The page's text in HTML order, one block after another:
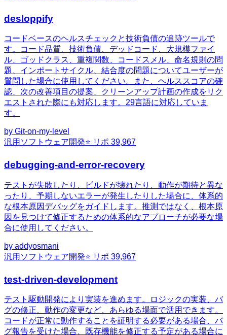
desloppify
コードベースのヘルスチェックと技術負債の追跡ツールで
す。コード品質、技術負債、デッドコード、大規模ファイ
ル、ゴッドクラス、重複関数、コードスメル、命名規則の問
題、インポートサイクル、結合度の問題についてユーザーが
質問した場合に使用してください。また、ヘルススコアの確
認、次の改善項目の提案、クリーンアップ計画の作成をリク
エストされた際にも対応します。29言語に対応していま
す。
by Git-on-my-level
汎用 ソフトウェア開発⭐ リポ 39,967
debugging-and-error-recovery
テストが失敗したり、ビルドが壊れたり、動作が期待と異な
ったり、予期しないエラーが発生したりした場合に、体系的
な根本原因デバッグをガイドします。推測ではなく、根本原
因を見つけて修正するための体系的なアプローチが必要な場
合に使用してください。
by addyosmani
汎用 ソフトウェア開発⭐ リポ 39,967
test-driven-development
テスト駆動開発により実装を進めます。ロジックの実装、バ
グの修正、動作の変更など、あらゆる場面で活用できます。
コードが正常に動作することを証明する必要がある場合、バ
グ報告を受けた場合、既存機能を修正する予定がある場合に